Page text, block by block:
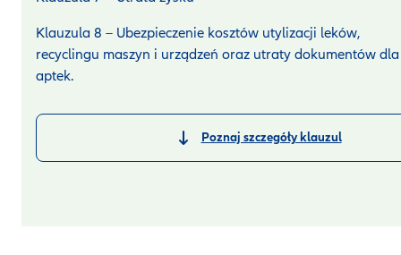
Klauzula 8 – Ubezpieczenie kosztów utylizacji leków,
recyclingu maszyn i urządzeń oraz utraty dokumentów dla
aptek.
Poznaj szczegóły klauzul